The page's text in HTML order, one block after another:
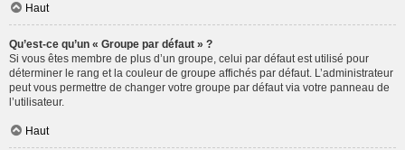
Haut
Qu’est-ce qu’un « Groupe par défaut » ?
Si vous êtes membre de plus d’un groupe, celui par défaut est utilisé pour
déterminer le rang et la couleur de groupe affichés par défaut. L’administrateur
peut vous permettre de changer votre groupe par défaut via votre panneau de
l’utilisateur.
Haut